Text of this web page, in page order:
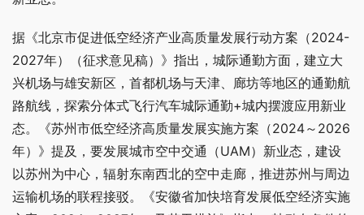
据《北京市促进低空经济产业高质量发展行动方案（2024-
2027年）（征求意见稿）》指出，城际通勤方面，建立大
兴机场与雄安新区，首都机场与天津、廊坊等地区的通勤航
路航线，探索分体式飞行汽车城际通勤+城内摆渡应用新业
态。《苏州市低空经济高质量发展实施方案（2024～2026
年）》提及，要发展城市空中交通（UAM）新业态，建设
以苏州为中心，辐射东南西北的空中走廊，推进苏州与周边
运输机场的联程接驳。《安徽省加快培育发展低空经济实施